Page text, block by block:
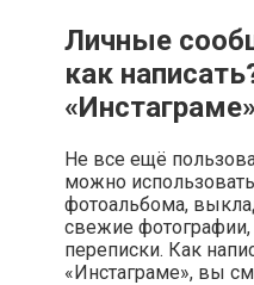
Личные
как
Не все ещё
можно
фотоальбома,
свежие
переписки. Как
«Инстаграме», вы